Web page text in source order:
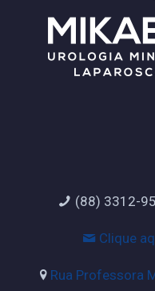
(88) 3312-
Clique
Rua Professora